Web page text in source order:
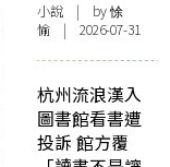
小說 | by 悇
愉 | 2026-07-31
杭州流浪漢入
圖書館看書遭
投訴 館方覆